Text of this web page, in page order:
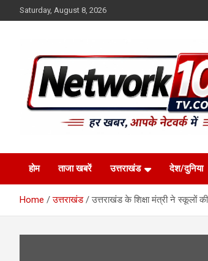
to
Saturday, August 8, 2026
Network10tv
होम ताजा खबरें उत्तराखंड देश/दुनिया
Home उत्तराखंड उत्तराखंड के शिक्षा मंत्री ने स्कूलों